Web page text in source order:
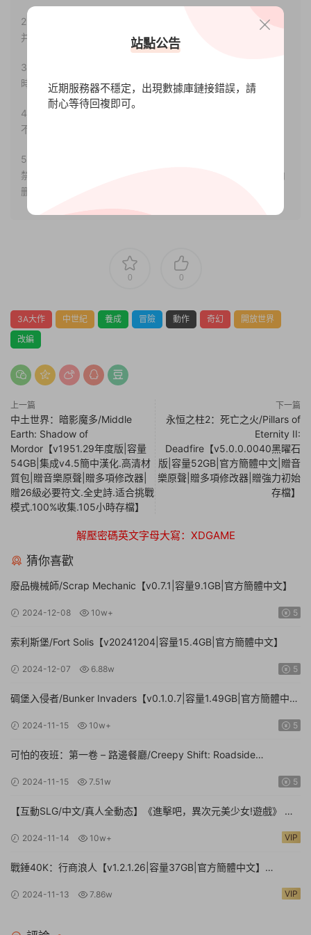
2.若您需要商業運營或用于其他商業活動，請您購買正版授權
并合法使用。
3.如果本站有侵犯、不妥之處的資源，請聯系我們。将會第一
時間解決！
4.本站部分内容均由互聯網收集整理，僅供大家參考、學習，
不存在任何商業目的與商業用途。
5.本站提供的所有資源僅供參考學習使用，版權歸原著所有，
禁止下載本站資源參與任何商業和非法行爲，請于24小時之内
删除!
0 0
3A大作 中世紀 養成 冒險 動作 奇幻
開放世界
改編
上一篇
中土世界：暗影魔多/Middle
Earth: Shadow of
Mordor【v1951.29年度版|容量
54GB|集成v4.5簡中漢化.高清材
質包|贈音樂原聲|贈多項修改器|
贈26級必要符文.全史詩.适合挑戰
模式.100%收集.105小時存檔】
下一篇
永恒之柱2：死亡之火/Pillars of
Eternity II:
Deadfire【v5.0.0.0040黑曜石
版|容量52GB|官方簡體中文|贈音
樂原聲|贈多項修改器|贈強力初始
存檔】
解壓密碼英文字母大寫：XDGAME
猜你喜歡
廢品機械師/Scrap Mechanic【v0.7.1|容量9.1GB|官方簡體中文】
2024-12-08 10w+ 5
索利斯堡/Fort Solis【v20241204|容量15.4GB|官方簡體中文】
2024-12-07 6.88w 5
碉堡入侵者/Bunker Invaders【v0.1.0.7|容量1.49GB|官方簡體中
2024-11-15 10w+ 5
可怕的夜班：第一卷 – 路邊餐廳/Creepy Shift: Roadside
2024-11-15 7.51w 5
【互動SLG/中文/真人全動态】《進擊吧，異次元美少女!遊戲》 官
2024-11-14 10w+ VIP
戰錘40K：行商浪人【v1.2.1.26|容量37GB|官方簡體中文】
2024-11-13 7.86w VIP
站點公告
近期服務器不穩定，出現數據庫鏈接錯誤，請
耐心等待回複即可。